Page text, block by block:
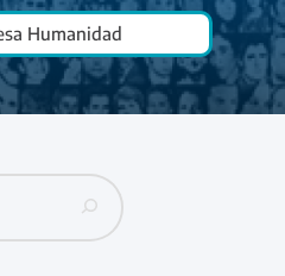
Humanidad